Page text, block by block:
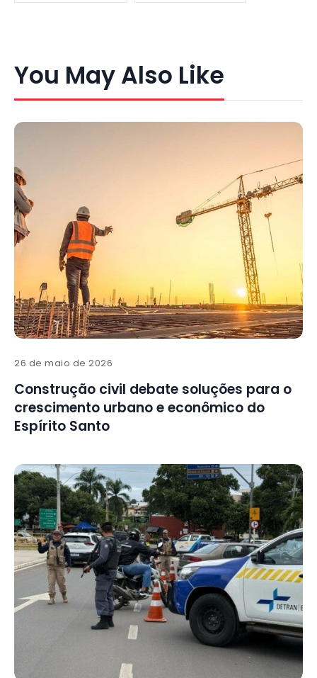
You May Also Like
26 de maio de 2026
Construção civil debate soluções para o
crescimento urbano e econômico do
Espírito Santo